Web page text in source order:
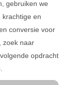
gebruiken we
krachtige en
conversie voor
zoek naar
opdracht